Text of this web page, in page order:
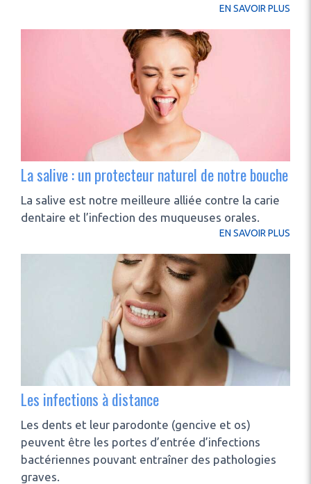
EN SAVOIR PLUS
La salive : un protecteur naturel de notre bouche
La salive est notre meilleure alliée contre la carie
dentaire et l’infection des muqueuses orales.
EN SAVOIR PLUS
Les infections à distance
Les dents et leur parodonte (gencive et os)
peuvent être les portes d’entrée d’infections
bactériennes pouvant entraîner des pathologies
graves.